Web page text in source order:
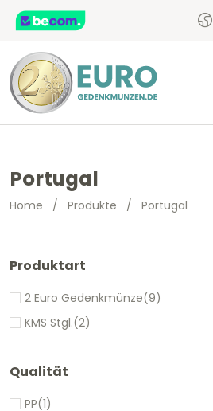
Portugal
Home / Produkte / Portugal
Produktart
2 Euro Gedenkmünze(9)
KMS Stgl.(2)
Qualität
PP(1)